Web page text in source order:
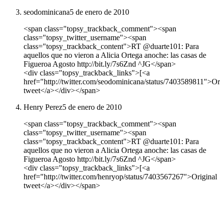
seodominicana5 de enero de 2010
<span class="topsy_trackback_comment"><span
class="topsy_twitter_username"><span
class="topsy_trackback_content">RT @duarte101: Para
aquellos que no vieron a Alicia Ortega anoche: las casas de
Figueroa Agosto http://bit.ly/7s6Znd ^JG</span>
<div class="topsy_trackback_links">[<a
href="http://twitter.com/seodominicana/status/
tweet</a></div></span>
Henry Perez5 de enero de 2010
<span class="topsy_trackback_comment"><span
class="topsy_twitter_username"><span
class="topsy_trackback_content">RT @duarte101: Para
aquellos que no vieron a Alicia Ortega anoche: las casas de
Figueroa Agosto http://bit.ly/7s6Znd ^JG</span>
<div class="topsy_trackback_links">[<a
href="http://twitter.com/henryop/status/7403567267">Original
tweet</a></div></span>